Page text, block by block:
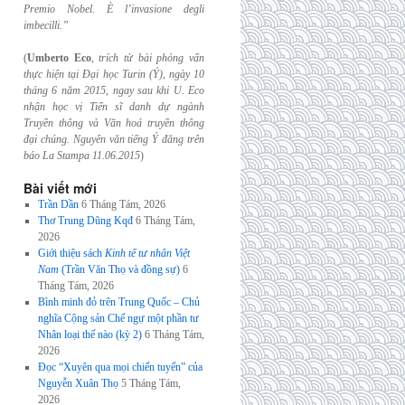
Premio Nobel. È l’invasione degli
imbecilli.”
(Umberto Eco,trích từ bài phỏng vấn
thực hiện tại Đại học Turin (Ý), ngày 10
tháng 6 năm 2015, ngay sau khi U. Eco
nhận học vị Tiến sĩ danh dự ngành
Truyền thông và Văn hoá truyền thông
đại chúng. Nguyên văn tiếng Ý đăng trên
báo La Stampa 11.06.2015)
Bài viết mới
Trần Dần 6 Tháng Tám, 2026
Thơ Trung Dũng Kqđ 6 Tháng Tám,
2026
Giới thiệu sách Kinh tế tư nhân Việt
Nam (Trần Văn Thọ và đồng sự) 6
Tháng Tám, 2026
Bình minh đỏ trên Trung Quốc – Chủ
nghĩa Cộng sản Chế ngự một phần tư
Nhân loại thế nào (kỳ 2) 6 Tháng Tám,
2026
Đọc “Xuyên qua mọi chiến tuyến” của
Nguyễn Xuân Thọ 5 Tháng Tám,
2026